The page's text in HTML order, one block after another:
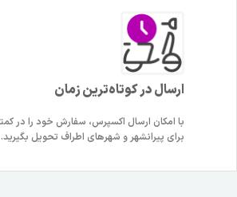
ارسال در کوتاه‌ترین زمان
برای پیرانشهر و شهرهای اطراف تحویل بگیرید.